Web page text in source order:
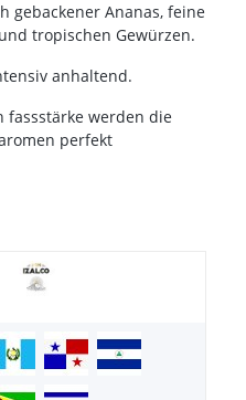
gebackener Ananas, feine
tropischen Gewürzen.
anhaltend.
fassstärke werden die
perfekt